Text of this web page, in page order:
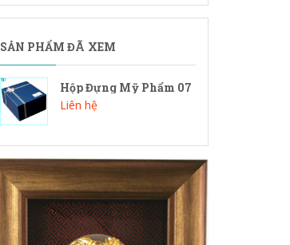
SẢN PHẨM ĐÃ XEM
Hộp Đựng Mỹ Phẩm 07
Liên hệ